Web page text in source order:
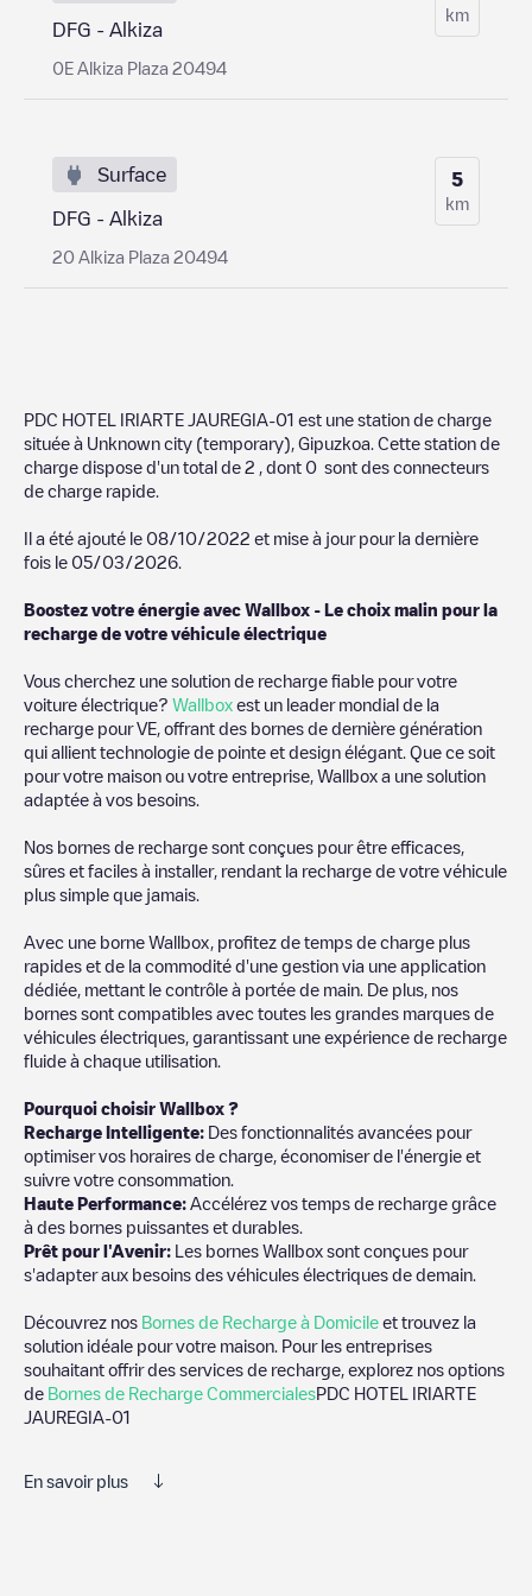
DFG - Alkiza
0E Alkiza Plaza 20494
km
Surface
DFG - Alkiza
20 Alkiza Plaza 20494
5
km
PDC HOTEL IRIARTE JAUREGIA-01 est une station de charge
située à Unknown city (temporary) Gipuzkoa . Cette station de
charge dispose d'un total de 2 , dont 0 sont des connecteurs
de charge rapide.
Il a été ajouté le 08/10/2022 et mise à jour pour la dernière
fois le 05/03/2026
Boostez votre énergie avec Wallbox - Le choix malin pour la
recharge de votre véhicule électrique
Vous cherchez une solution de recharge fiable pour votre
voiture électrique? Wallbox est un leader mondial de la
recharge pour VE, offrant des bornes de dernière génération
qui allient technologie de pointe et design élégant. Que ce soit
pour votre maison ou votre entreprise, Wallbox a une solution
adaptée à vos besoins.
Nos bornes de recharge sont conçues pour être efficaces,
sûres et faciles à installer, rendant la recharge de votre véhicule
plus simple que jamais.
Avec une borne Wallbox, profitez de temps de charge plus
rapides et de la commodité d'une gestion via une application
dédiée, mettant le contrôle à portée de main. De plus, nos
bornes sont compatibles avec toutes les grandes marques de
véhicules électriques, garantissant une expérience de recharge
fluide à chaque utilisation.
Pourquoi choisir Wallbox ?
Recharge Intelligente: Des fonctionnalités avancées pour
optimiser vos horaires de charge, économiser de l'énergie et
suivre votre consommation.
Haute Performance: Accélérez vos temps de recharge grâce
à des bornes puissantes et durables.
Prêt pour l'Avenir: Les bornes Wallbox sont conçues pour
s'adapter aux besoins des véhicules électriques de demain.
Découvrez nos Bornes de Recharge à Domicile et trouvez la
solution idéale pour votre maison. Pour les entreprises
souhaitant offrir des services de recharge, explorez nos options
de Bornes de Recharge CommercialesPDC HOTEL IRIARTE
JAUREGIA-01
En savoir plus